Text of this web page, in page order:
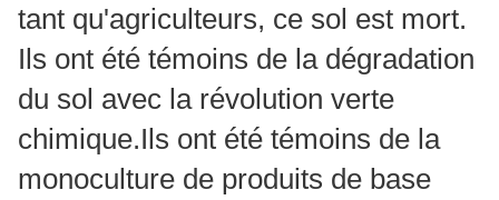
tant qu'agriculteurs, ce sol est mort.
Ils ont été témoins de la dégradation
du sol avec la révolution verte
chimique.Ils ont été témoins de la
monoculture de produits de base